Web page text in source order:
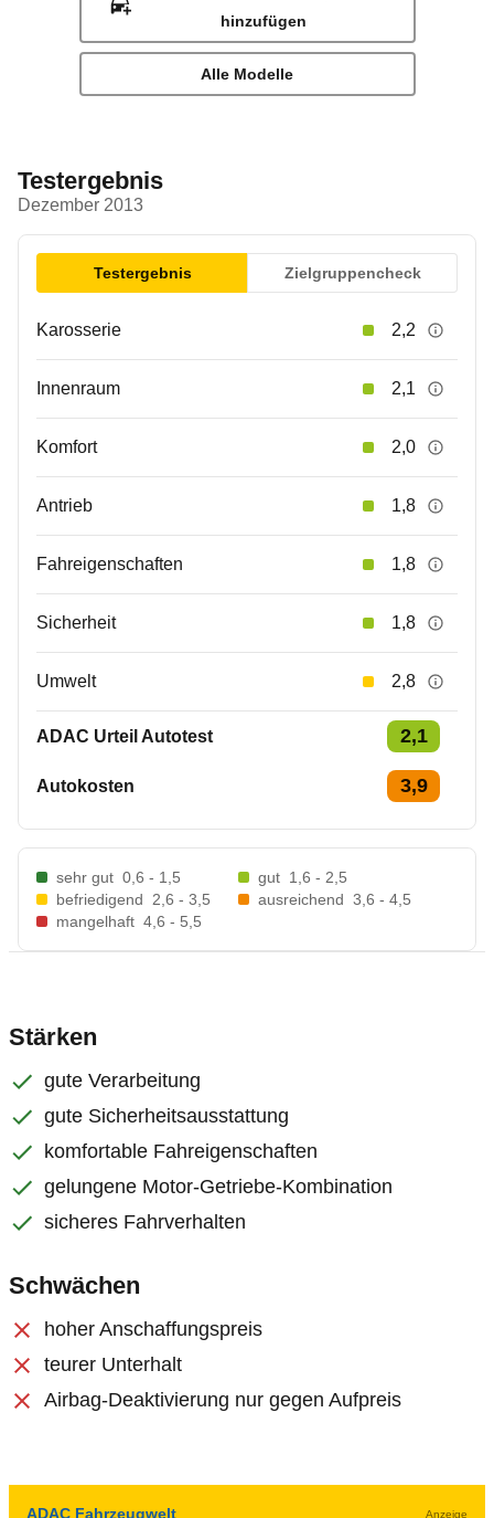
hinzufügen
Alle Modelle
Testergebnis
Dezember 2013
Testergebnis Zielgruppencheck
Karosserie 2,2
Innenraum 2,1
Komfort 2,0
Antrieb 1,8
Fahreigenschaften 1,8
Sicherheit 1,8
Umwelt 2,8
ADAC Urteil Autotest 2,1
Autokosten 3,9
sehr gut 0,6 - 1,5 gut 1,6 - 2,5
befriedigend
2,6 - 3,5 ausreichend 3,6 - 4,5
mangelhaft 4,6 - 5,5
Stärken
gute Verarbeitung
gute Sicherheitsausstattung
komfortable Fahreigenschaften
gelungene Motor-Getriebe-Kombination
sicheres Fahrverhalten
Schwächen
hoher Anschaffungspreis
teurer Unterhalt
Airbag-Deaktivierung nur gegen Aufpreis
ADAC Fahrzeugwelt Anzeige